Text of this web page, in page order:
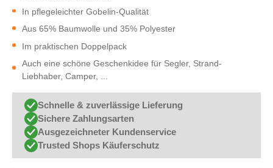
In pflegeleichter Gobelin-Qualität
Aus 65% Baumwolle und 35% Polyester
Im praktischen Doppelpack
Auch eine schöne Geschenkidee für Segler, Strand-
Liebhaber, Camper, ...
Schnelle & zuverlässige Lieferung
Sichere Zahlungsarten
Ausgezeichneter Kundenservice
Trusted Shops Käuferschutz